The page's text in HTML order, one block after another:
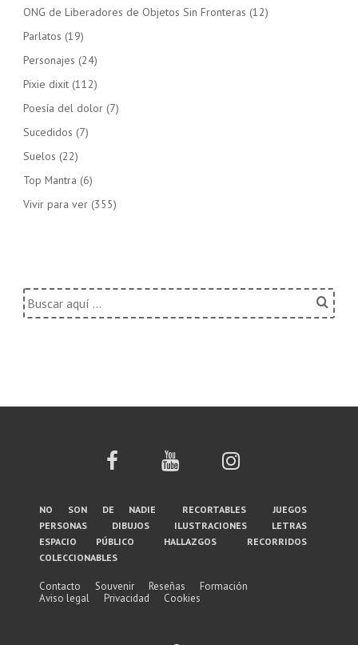
ONG de Liberadores de Objetos Sin Fronteras (12)
Parlatos (19)
Personajes (24)
Pixie dixit (112)
Poesía del dolor (7)
Sucedidos (7)
Suelos (22)
Top Mantra (6)
Vivir para ver (355)
Buscar
por:
Menú
del
pie
de
no son de nadie recortables
juegos
personas
dibujos ilustraciones
letras
espacio público
hallazgos
recorridos
coleccionables
Contacto Souvenir Reseñas
Formación
Aviso legal
Privacidad Cookies